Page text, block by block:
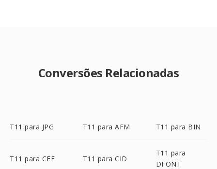
Conversões Relacionadas
T11 para JPG T11 para AFM T11 para BIN
T11 para CFF T11 para CID
T11 para
DFONT